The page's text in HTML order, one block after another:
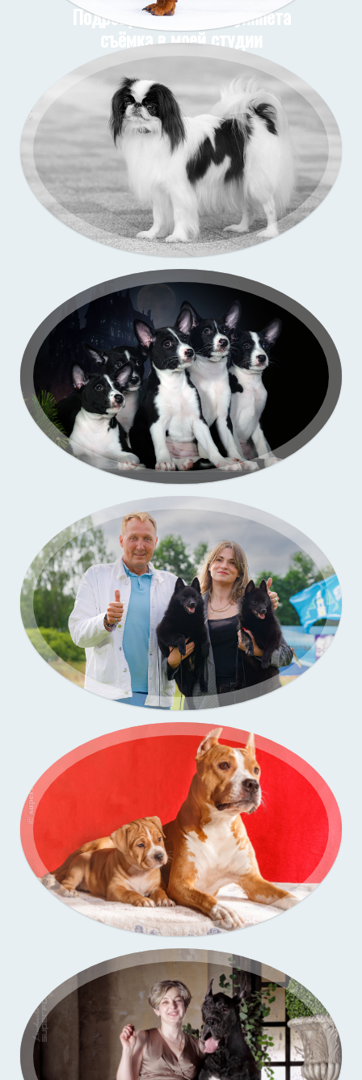
Подрощенные щенки уиппета
съёмка в моей студии
Подрощенный щенок таксы
Съёмка у меня (улица)
Портфолио — выставки собак
Бассенджи. Фото щенков в моей студии
Портфолио — выставки собак